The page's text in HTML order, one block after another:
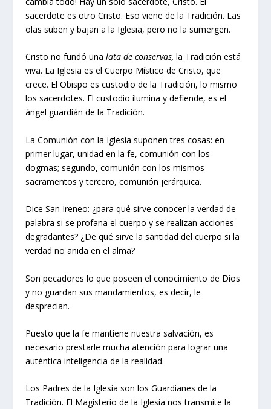
sacerdote es otro Cristo. Eso viene de la Tradición. Las
olas suben y bajan a la Iglesia, pero no la sumergen.
Cristo no fundó unalata de conservas, la Tradición está
viva. La Iglesia es el Cuerpo Místico de Cristo, que
crece. El Obispo es custodio de la Tradición, lo mismo
los sacerdotes. El custodio ilumina y defiende, es el
ángel guardián de la Tradición.
La Comunión con la Iglesia suponen tres cosas: en
primer lugar, unidad en la fe, comunión con los
dogmas; segundo, comunión con los mismos
sacramentos y tercero, comunión jerárquica.
Dice San Ireneo: ¿para qué sirve conocer la verdad de
palabra si se profana el cuerpo y se realizan acciones
degradantes? ¿De qué sirve la santidad del cuerpo si la
verdad no anida en el alma?
Son pecadores lo que poseen el conocimiento de Dios
y no guardan sus mandamientos, es decir, le
desprecian.
Puesto que la fe mantiene nuestra salvación, es
necesario prestarle mucha atención para lograr una
auténtica inteligencia de la realidad.
Los Padres de la Iglesia son los Guardianes de la
Tradición. El Magisterio de la Iglesia nos transmite la